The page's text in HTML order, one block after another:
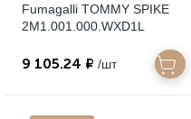
Fumagalli TOMMY SPIKE
2M1.001.000.WXD1L
9 105.24 ₽ /шт